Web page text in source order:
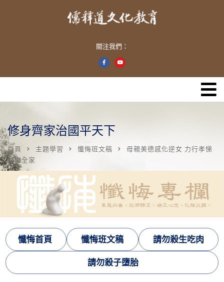
關注我們：
修身齊家治國平天下
首頁 主題學習 懺悔班文稿
母親美德感化逆女 力行孝悌
和樂全家
懺悔首頁 懺悔班文稿 請勿殺生吃肉
請勿殺子墮胎